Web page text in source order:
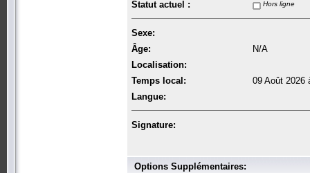
Statut actuel :
Hors ligne
Sexe:
Âge:
N/A
Localisation:
Temps local:
09 Août 2026
Langue:
Signature:
Options Supplémentaires: